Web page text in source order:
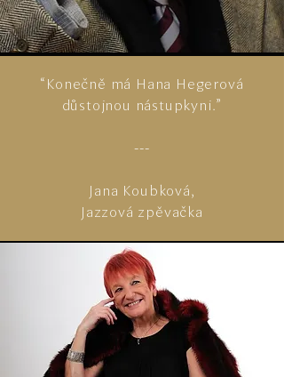
“Konečně má Hana Hegerová
důstojnou nástupkyni.”
---
Jana Koubková,
Jazzová zpěvačka